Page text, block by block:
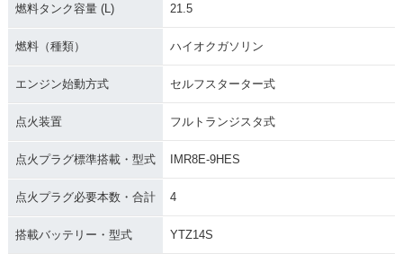
燃料タンク容量 (L) 21.5
燃料（種類） ハイオクガソリン
エンジン始動方式 セルフスターター式
点火装置 フルトランジスタ式
点火プラグ標準搭載・型式 IMR8E-9HES
点火プラグ必要本数・合計 4
搭載バッテリー・型式 YTZ14S